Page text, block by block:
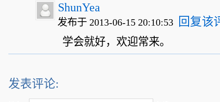
ShunYea
发布于 2013-06-15 20:10:53 回复该
学会就好，欢迎常来。
发表评论: